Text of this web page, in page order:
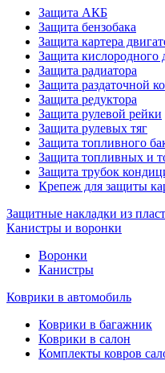
Защита АКБ
Защита бензобака
Защита картера
Защита кислородного
Защита радиатора
Защита раздаточной
Защита редуктора
Защита рулевой рейки
Защита рулевых тяг
Защита топливного
Защита топливных и
Защита трубок
Крепеж для защиты
Защитные накладки из
Канистры и воронки
Воронки
Канистры
Коврики в автомобиль
Коврики в багажник
Коврики в салон
Комплекты ковров